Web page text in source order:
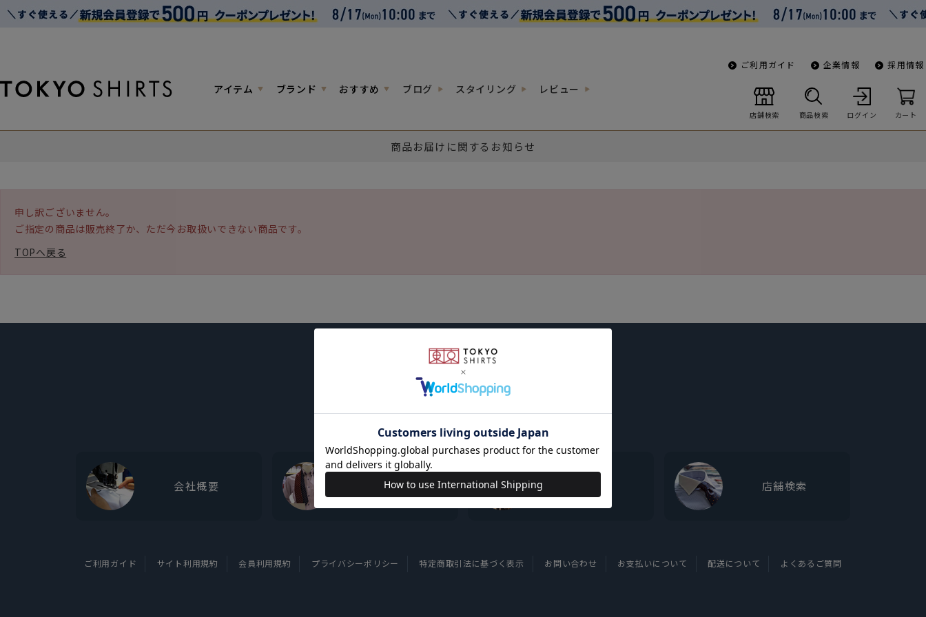
アイテム ブランド おすすめ ブログ スタイリング レビュー
ご利用ガイド 企業情報 採用情報
店舗検索 商品検索 ログイン カート
商品お届けに関するお知らせ
申し訳ございません。
ご指定の商品は販売終了か、ただ今お取扱いできない商品です。
TOPへ戻る
会社概要 東京シャツについて 店舗検索
ご利用ガイド サイト利用規約 会員利用規約 プライバシーポリシー 特定商取引法に基づく表示 お問い合わせ お支払いについて 配送について よくあるご質問